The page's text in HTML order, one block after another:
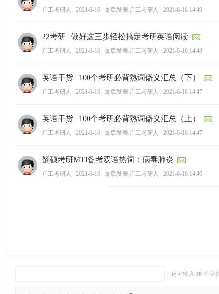
广工考研人 2021-6-16 最后发表:广工考研人 2021-6-16 14:49
22考研 | 做好这三步轻松搞定考研英语阅读
广工考研人 2021-6-16 最后发表:广工考研人 2021-6-16 14:48
英语干货 | 100个考研必背熟词僻义汇总（下）
广工考研人 2021-6-16 最后发表:广工考研人 2021-6-16 14:47
英语干货 | 100个考研必背熟词僻义汇总（上）
广工考研人 2021-6-16 最后发表:广工考研人 2021-6-16 14:47
翻硕考研MTI备考双语热词：病毒肺炎
广工考研人 2021-6-16 最后发表:广工考研人 2021-6-16 14:46
还可输入 80 个字